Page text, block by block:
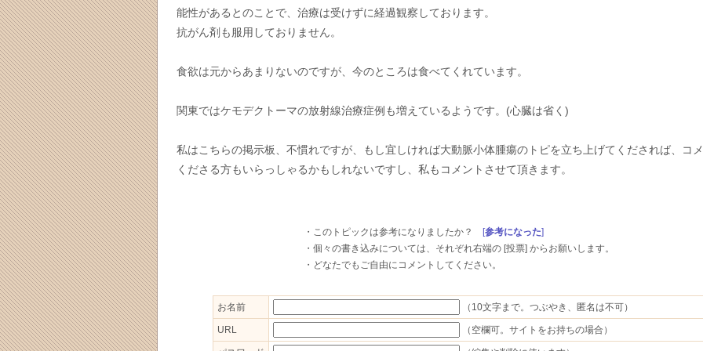
能性があるとのことで、治療は受けずに経過観察しております。
抗がん剤も服用しておりません。
食欲は元からあまりないのですが、今のところは食べてくれています。
関東ではケモデクトーマの放射線治療症例も増えているようです。(心臓は省く)
私はこちらの掲示板、不慣れですが、もし宜しければ大動脈小体腫瘍のトピを立ち上げてくだされば、コ
くださる方もいらっしゃるかもしれないですし、私もコメントさせて頂きます。
・このトピックは参考になりましたか？ [参考になった]
・個々の書き込みについては、 それぞれ右端の [投票] からお願いします。
・どなたでもご自由にコメントしてください。
お名前 （ 10文字まで。 つぶやき、匿名は不可）
URL （空欄可。サイトをお持ちの場合）